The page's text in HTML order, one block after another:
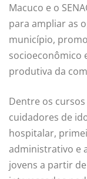
Macuco e o
para ampliar as
município,
socioeconômico
produtiva da
Dentre os
cuidadores de
hospitalar,
administrativo e
jovens a partir